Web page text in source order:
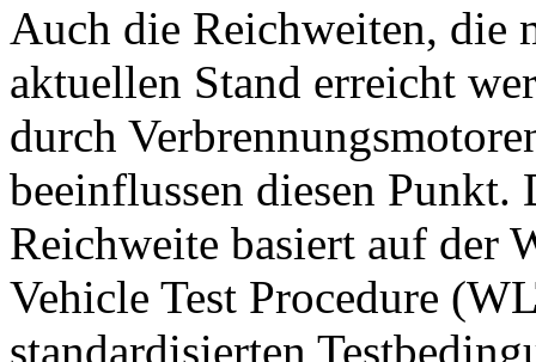
Auch die Reichweiten, die
aktuellen Stand erreicht
durch
beeinflussen diesen Punkt.
Reichweite basiert auf der
Vehicle Test Procedure
standardisierten